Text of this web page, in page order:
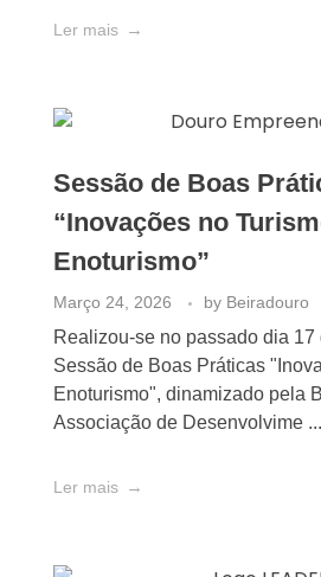
Ler mais
Sessão de Boas
“Inovações no
Enoturismo”
Março 24, 2026 by Beiradouro
Realizou-se no passado dia 17
Sessão de Boas Práticas
Enoturismo", dinamizado pela
Associação de Desenvolvime ...
Ler mais